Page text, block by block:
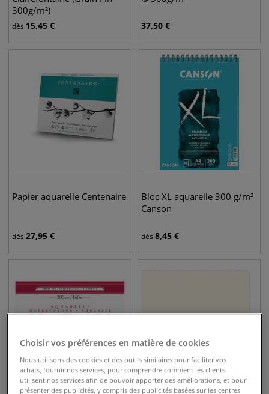
300g/m²)
dès 15,45 € 37,50 €
Papier aquarelle Centenaire
dès 27,95 €
Bloc XL aquarelle 300 g/m²
Canson
dès 8,45 €
13 options
Choisir vos préférences en matière de cookies
Nous utilisons des cookies et des outils similaires pour faciliter vos
achats, fournir nos services, pour comprendre comment les clients
utilisent nos services afin de pouvoir apporter des améliorations, et pour
présenter des publicités, y compris des publicités basées sur les centres